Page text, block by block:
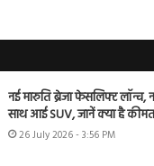
नई मारुति ब्रेजा फेसलिफ्ट
साथ आई SUV, जानें क्या है कीमत
26 July 2026 - 3:56 PM